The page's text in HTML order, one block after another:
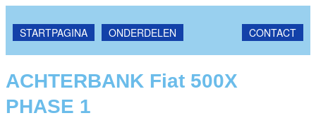
STARTPAGINA ONDERDELEN CONTACT
ACHTERBANK Fiat 500X
PHASE 1